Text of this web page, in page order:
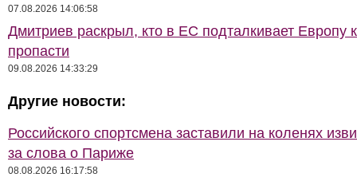
07.08.2026 14:06:58
Дмитриев раскрыл, кто в ЕС подталкивает Европу
пропасти
09.08.2026 14:33:29
Другие новости:
Российского спортсмена заставили на коленях
за слова о Париже
08.08.2026 16:17:58